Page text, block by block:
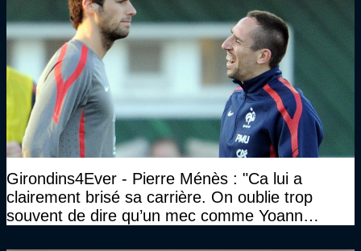
Girondins4Ever - Pierre Ménès : "Ca lui a
clairement brisé sa carrière. On oublie trop
souvent de dire qu’un mec comme Yoann